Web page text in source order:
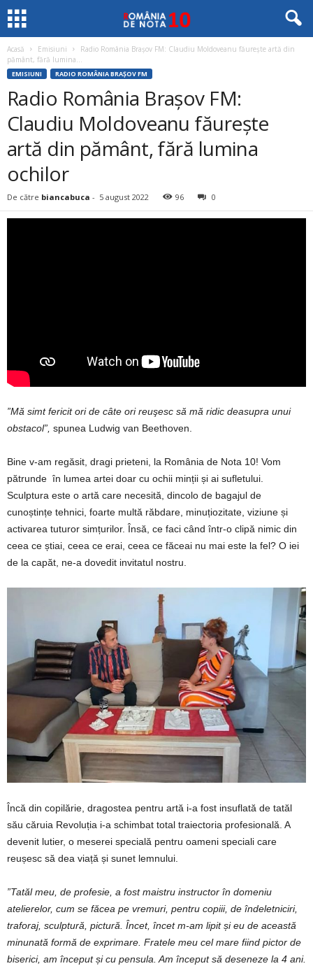
Acasă Emisiuni
Radio România Brașov FM: Claudiu Moldoveanu făurește artă din
pământ, fără lumina...
EMISIUNI RADIO ROMÂNIA BRAŞOV FM
Radio România Brașov FM:
Claudiu Moldoveanu făurește
artă din pământ, fără lumina
ochilor
De către biancabuca - 5 august 2022 96 0
”Mă simt fericit ori de câte ori reuşesc să mă ridic deasupra unui
obstacol”, spunea Ludwig van Beethoven.
Bine v-am regăsit, dragi prieteni, la România de Nota 10! Vom
pătrunde în lumea artei doar cu ochii minții și ai sufletului.
Sculptura este o artă care necesită, dincolo de bagajul de
cunoștințe tehnici, foarte multă răbdare, minuțiozitate, viziune și
activarea tuturor simțurilor. Însă, ce faci când într-o clipă nimic din
ceea ce știai, ceea ce erai, ceea ce făceai nu mai este la fel? O iei
de la capăt, ne-a dovedit invitatul nostru.
Încă din copilărie, dragostea pentru artă i-a fost insuflată de tatăl
său căruia Revoluția i-a schimbat total traiectoria profesională. A
devenit lutier, o meserei specială pentru oameni speciali care
reușesc să dea viață și sunet lemnului.
”Tatălmeu, de profesie, a fostmaistru instructor în domeniu
atelierelor, cum se făcea pe vremuri, pentru copiii, de îndeletniciri,
traforaj, sculptură, pictură. Încet, încetm-am lipitșieu de această
minunată formă de exprimare. Fratele meu celmare fiind pictor de
biserici, am începutșicu pensula. Am începutsă deseneze la 4 ani.